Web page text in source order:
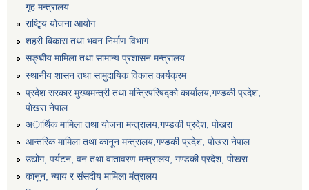
गृह मन्त्रालय
राष्टि्ृय योजना आयोग
शहरी बिकास तथा भवन निर्माण विभाग
सङ्घीय मामिला तथा सामान्य प्रशासन मन्त्रालय
स्थानीय शासन तथा सामुदायिक विकास कार्यक्रम
प्रदेश सरकार मुख्यमन्त्री तथा मन्त्रिपरिषद्को कार्यालय,गण्डकी प्रदेश,
पाेखरा नेपाल
अार्थिक मामिला तथा योजना मन्त्रालय,गण्डकी प्रदेश, पोखरा
आन्तरिक मामिला तथा कानून मन्त्रालय,गण्डकी प्रदेश, पाेखरा नेपाल
उद्योग, पर्यटन, वन तथा वातावरण मन्त्रालय, गण्डकी प्रदेश, पोखरा
कानून, न्याय र संसदीय मामिला मंत्रालय